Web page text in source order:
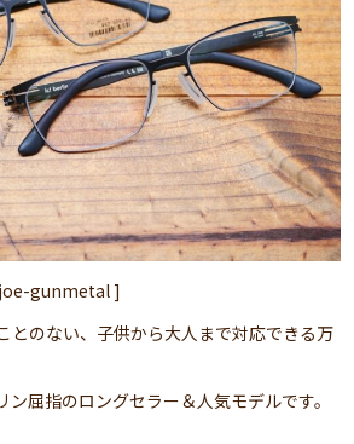
gunmetal ]
とのない、子供から大人まで対応できる万
ン屈指のロングセラー＆人気モデルです。